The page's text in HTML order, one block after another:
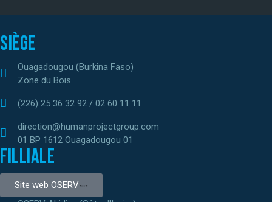
Siège
Ouagadougou (Burkina Faso)
Zone du Bois
(226) 25 36 32 92 / 02 60 11 11
direction@humanprojectgroup.com
01 BP 1612 Ouagadougou 01
Filliale
Site web OSERV